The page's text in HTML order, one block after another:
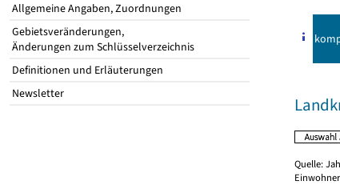
Allgemeine Angaben, Zuordnungen
Gebietsveränderungen,
Änderungen zum Schlüsselverzeichnis
Definitionen und Erläuterungen
Newsletter
Quelle: